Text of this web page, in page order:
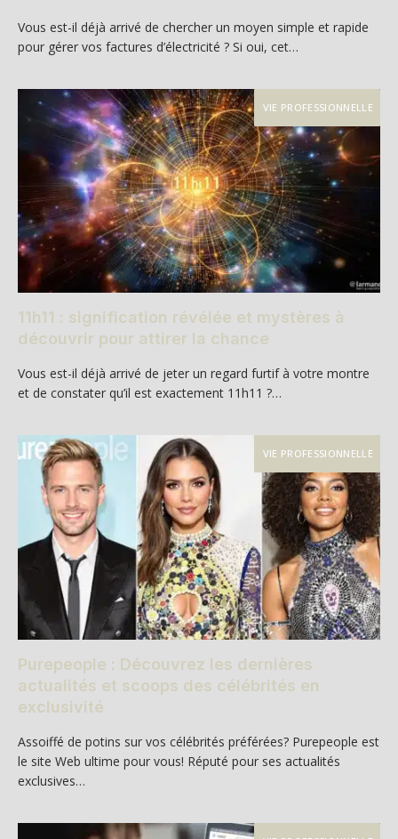
Vous est-il déjà arrivé de chercher un moyen simple et rapide
pour gérer vos factures d’électricité ? Si oui, cet…
VIE PROFESSIONNELLE
11h11 : signification révélée et mystères à
découvrir pour attirer la chance
Vous est-il déjà arrivé de jeter un regard furtif à votre montre
et de constater qu’il est exactement 11h11 ?…
VIE PROFESSIONNELLE
Purepeople : Découvrez les dernières
actualités et scoops des célébrités en
exclusivité
Assoiffé de potins sur vos célébrités préférées? Purepeople est
le site Web ultime pour vous! Réputé pour ses actualités
exclusives…